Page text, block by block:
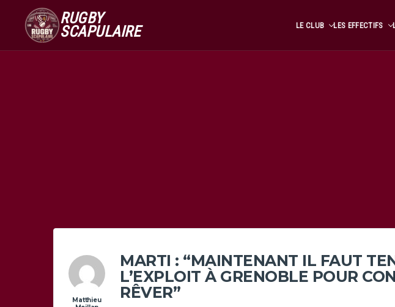
RUGBY
SCAPULAIRE LE CLUB LES EFFECTIFS
Matthieu
MARTI : “MAINTENANT IL FAUT
L’EXPLOIT À GRENOBLE POUR
RÊVER”